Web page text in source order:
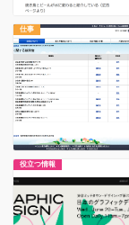
仕事
役立つ情報